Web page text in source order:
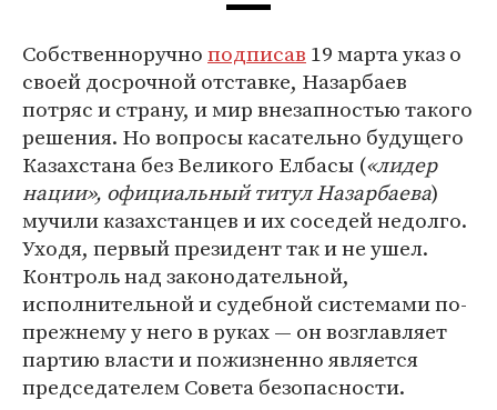
Собственноручноподписав 19 марта указ о
своей досрочной отставке, Назарбаев
потряс и страну, и мир внезапностью такого
решения. Но вопросы касательно будущего
Казахстана без Великого Елбасы («лидер
нации», официальный титул Назарбаева)
мучили казахстанцев и их соседей недолго.
Уходя, первый президент так и не ушел.
Контроль над законодательной,
исполнительной и судебной системами по-
прежнему у него в руках — он возглавляет
партию власти и пожизненно является
председателем Совета безопасности.